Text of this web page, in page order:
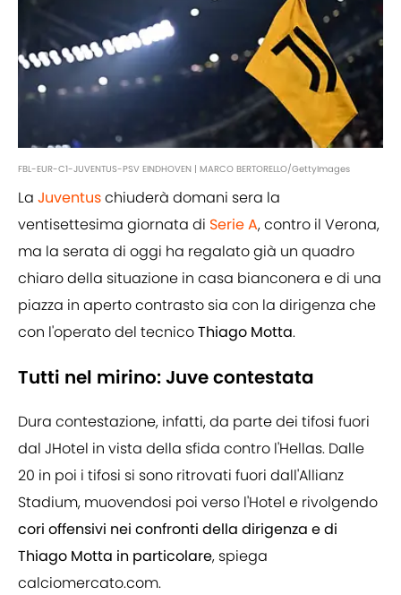
FBL-EUR-C1-JUVENTUS-PSV EINDHOVEN | MARCO BERTORELLO/GettyImages
La Juventuschiuderà domani sera la
ventisettesima giornata di Serie A, contro il Verona,
ma la serata di oggi ha regalato già un quadro
chiaro della situazione in casa bianconera e di una
piazza in aperto contrasto sia con la dirigenza che
con l'operato del tecnicoThiago Motta.
Tutti nel mirino: Juve contestata
Dura contestazione, infatti, da parte dei tifosi fuori
dal JHotel in vista della sfida contro l'Hellas. Dalle
20 in poi i tifosi si sono ritrovati fuori dall'Allianz
Stadium, muovendosi poi verso l'Hotel e rivolgendo
cori offensivi nei confronti della dirigenza e di
Thiago Motta in particolare, spiega
calciomercato.com.